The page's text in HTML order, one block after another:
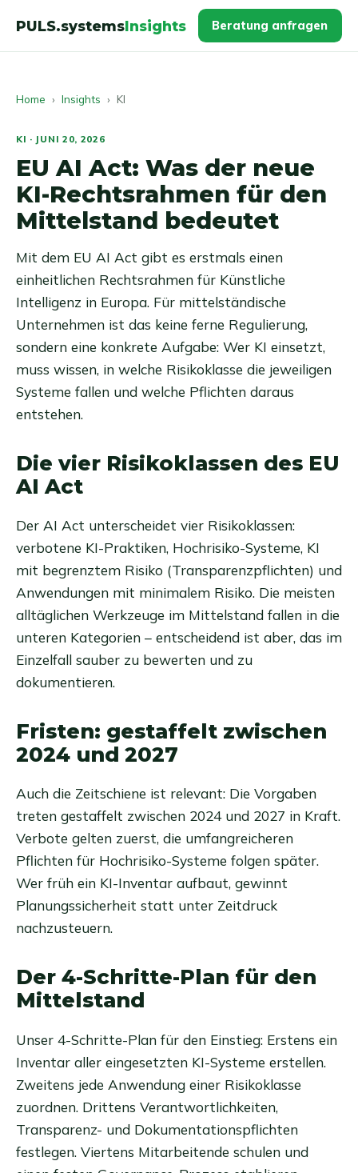
PULS.systemsInsights Beratung anfragen
Home › Insights › KI
KI · JUNI 20, 2026
EU AI Act: Was der neue
KI-Rechtsrahmen für den
Mittelstand bedeutet
Mit dem EU AI Act gibt es erstmals einen
einheitlichen Rechtsrahmen für Künstliche
Intelligenz in Europa. Für mittelständische
Unternehmen ist das keine ferne Regulierung,
sondern eine konkrete Aufgabe: Wer KI einsetzt,
muss wissen, in welche Risikoklasse die jeweiligen
Systeme fallen und welche Pflichten daraus
entstehen.
Die vier Risikoklassen des EU
AI Act
Der AI Act unterscheidet vier Risikoklassen:
verbotene KI-Praktiken, Hochrisiko-Systeme, KI
mit begrenztem Risiko (Transparenzpflichten) und
Anwendungen mit minimalem Risiko. Die meisten
alltäglichen Werkzeuge im Mittelstand fallen in die
unteren Kategorien – entscheidend ist aber, das im
Einzelfall sauber zu bewerten und zu
dokumentieren.
Fristen: gestaffelt zwischen
2024 und 2027
Auch die Zeitschiene ist relevant: Die Vorgaben
treten gestaffelt zwischen 2024 und 2027 in Kraft.
Verbote gelten zuerst, die umfangreicheren
Pflichten für Hochrisiko-Systeme folgen später.
Wer früh ein KI-Inventar aufbaut, gewinnt
Planungssicherheit statt unter Zeitdruck
nachzusteuern.
Der 4-Schritte-Plan für den
Mittelstand
Unser 4-Schritte-Plan für den Einstieg: Erstens ein
Inventar aller eingesetzten KI-Systeme erstellen.
Zweitens jede Anwendung einer Risikoklasse
zuordnen. Drittens Verantwortlichkeiten,
Transparenz- und Dokumentationspflichten
festlegen. Viertens Mitarbeitende schulen und